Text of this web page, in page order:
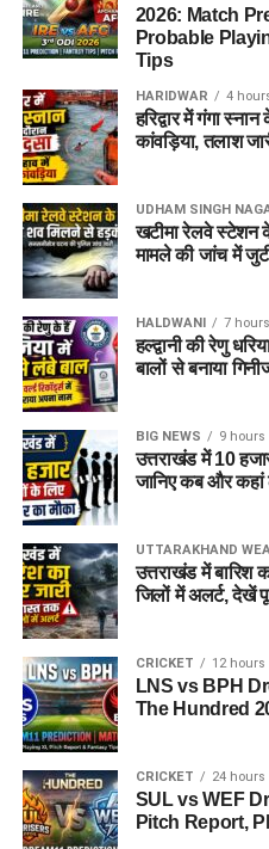
2026: Match
Probable
Tips
HARIDWAR 4
हरिद्वार में गंगा
कांवड़िया, तलाश
UDHAM SINGH
खटीमा रेलवे स्टेशन
मामले की जांच में
HALDWANI 7
हल्द्वानी की रेणु
बालों से बनाया
BIG NEWS 9 hours
उत्तराखंड में 10
जानिए कब और कहां
UTTARAKHAND
उत्तराखंड में
जिलों में अलर्ट, देखें
CRICKET 12 hours
LNS vs BPH
The Hundred
CRICKET 24 hours
SUL vs WEF
Pitch Report,